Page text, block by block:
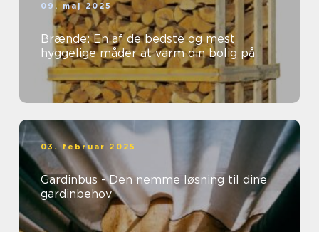
09. maj 2025
Brænde: En af de bedste og mest
hyggelige måder at varm din bolig på
03. februar 2025
Gardinbus - Den nemme løsning til dine
gardinbehov